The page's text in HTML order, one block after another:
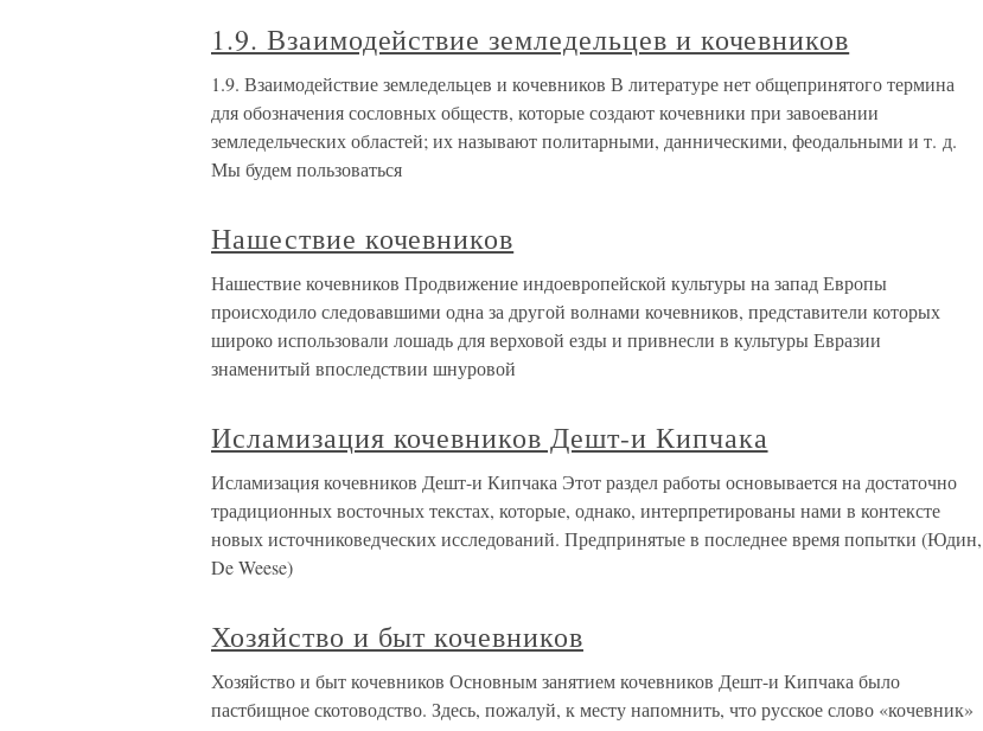
1.9. Взаимодействие земледельцев и кочевников
1.9. Взаимодействие земледельцев и кочевников В литературе нет общепринятого термина
для обозначения сословных обществ, которые создают кочевники при завоевании
земледельческих областей; их называют политарными, данническими, феодальными и т. д.
Мы будем пользоваться
Нашествие кочевников
Нашествие кочевников Продвижение индоевропейской культуры на запад Европы
происходило следовавшими одна за другой волнами кочевников, представители которых
широко использовали лошадь для верховой езды и привнесли в культуры Евразии
знаменитый впоследствии шнуровой
Исламизация кочевников Дешт-и Кипчака
Исламизация кочевников Дешт-и Кипчака Этот раздел работы основывается на достаточно
традиционных восточных текстах, которые, однако, интерпретированы нами в контексте
новых источниковедческих исследований. Предпринятые в последнее время попытки (Юдин,
De Weese)
Хозяйство и быт кочевников
Хозяйство и быт кочевников Основным занятием кочевников Дешт-и Кипчака было
пастбищное скотоводство. Здесь, пожалуй, к месту напомнить, что русское слово «кочевник»